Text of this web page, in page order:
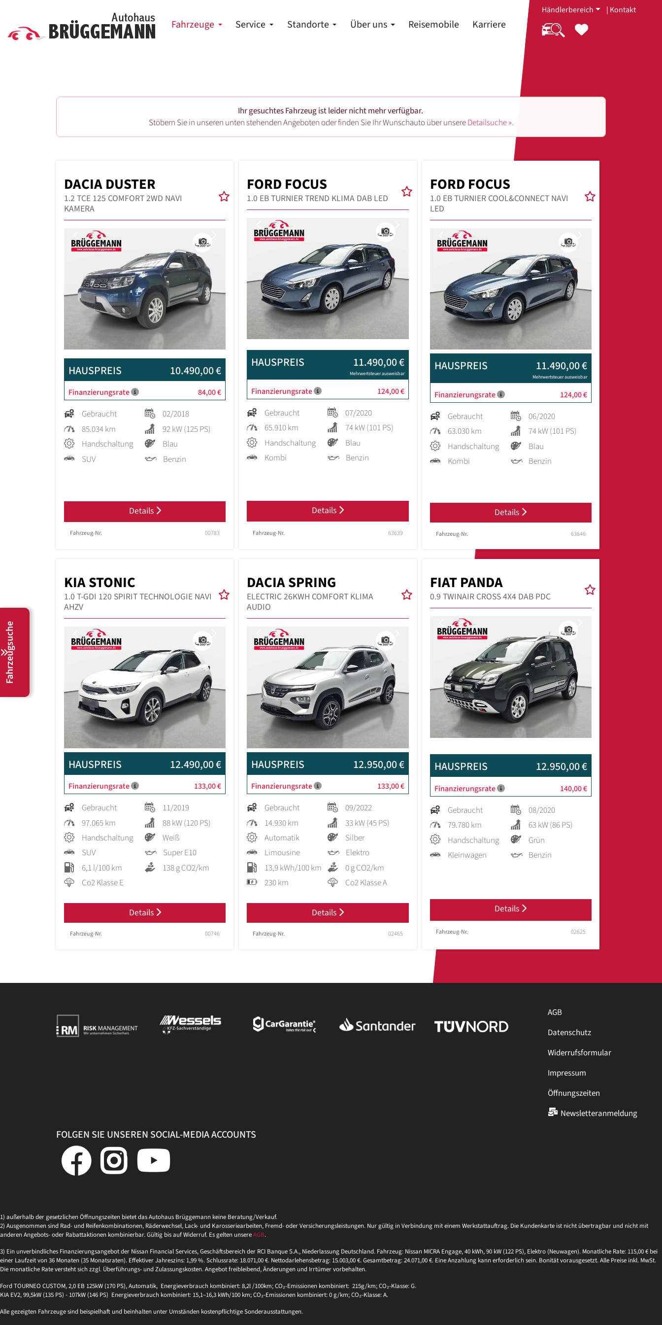
Fahrzeuge Service Standorte Über uns Reisemobile Karriere
Händlerbereich | Kontakt
Ihr gesuchtes Fahrzeug ist leider nicht mehr verfügbar.
Stöbern Sie in unseren unten stehenden Angeboten oder finden Sie Ihr Wunschauto über unsereDetailsuche ».
DACIA DUSTER
1.2 TCE 125 COMFORT 2WD NAVI
KAMERA
Previous
HAUSPREIS 10.490,00 €
Finanzierungsrate 84,00 €
Gebraucht
02/2018
85.034 km
92 kW (125 PS)
Handschaltung
Blau
SUV
Benzin
Details
Fahrzeug-Nr. 00783
FORD FOCUS
1.0 EB TURNIER TREND KLIMA DAB LED
Previous
HAUSPREIS 11.490,00 €
Mehrwertsteuer ausweisbar
Finanzierungsrate 124,00 €
Gebraucht
07/2020
65.910 km
74 kW (101 PS)
Handschaltung
Blau
Kombi
Benzin
Details
Fahrzeug-Nr. 63639
FORD FOCUS
1.0 EB TURNIER COOL&CONNECT NAVI
LED
Previous
HAUSPREIS 11.490,00 €
Mehrwertsteuer ausweisbar
Finanzierungsrate 124,00 €
Gebraucht
06/2020
63.030 km
74 kW (101 PS)
Handschaltung
Blau
Kombi
Benzin
Details
Fahrzeug-Nr. 63646
KIA STONIC
1.0 T-GDI 120 SPIRIT TECHNOLOGIE NAVI
AHZV
Previous
HAUSPREIS 12.490,00 €
Finanzierungsrate 133,00 €
Gebraucht
11/2019
97.065 km
88 kW (120 PS)
Handschaltung
Weiß
SUV
Super E10
6,1 l/100 km
138 g CO2/km
Co2 Klasse E
Details
Fahrzeug-Nr. 00746
DACIA SPRING
ELECTRIC 26KWH COMFORT KLIMA
AUDIO
Previous
HAUSPREIS 12.950,00 €
Finanzierungsrate 133,00 €
Gebraucht
09/2022
14.930 km
33 kW (45 PS)
Automatik
Silber
Limousine
Elektro
13,9 kWh/100 km
0 g CO2/km
230 km
Co2 Klasse A
Details
Fahrzeug-Nr. 02465
FIAT PANDA
0.9 TWINAIR CROSS 4X4 DAB PDC
Previous
HAUSPREIS 12.950,00 €
Finanzierungsrate 140,00 €
Gebraucht
08/2020
79.780 km
63 kW (86 PS)
Handschaltung
Grün
Kleinwagen
Benzin
Details
Fahrzeug-Nr. 02625
AGB
Datenschutz
Widerrufsformular
Impressum
Öffnungszeiten
Newsletteranmeldung
FOLGEN SIE UNSEREN SOCIAL-MEDIA ACCOUNTS
Fahrzeugsuche
1) außerhalb der gesetzlichen Öffnungszeiten bietet das Autohaus Brüggemann keine Beratung/Verkauf.
2) Ausgenommen sind Rad- und Reifenkombinationen, Räderwechsel, Lack- und Karosseriearbeiten, Fremd- oder Versicherungsleistungen. Nur gültig in Verbindung mit einem Werkstattauftrag. Die Kundenkarte ist nicht übertragbar und nicht mit
anderen Angebots- oder Rabattaktionen kombinierbar. Gültig bis auf Widerruf. Es gelten unsereAGB.
3) Ein unverbindliches Finanzierungsangebot der Nissan Financial Services, Geschäftsbereich der RCI Banque S.A., Niederlassung Deutschland. Fahrzeug: Nissan MICRA Engage, 40 kWh, 90 kW (122 PS), Elektro (Neuwagen). Monatliche Rate: 115,00 € bei
einer Laufzeit von 36 Monaten (35 Monatsraten). Effektiver Jahreszins: 1,99 %. Schlussrate: 18.071,00 €. Nettodarlehensbetrag: 15.003,00 €. Gesamtbetrag: 24.071,00 €. Eine Anzahlung kann erforderlich sein. Bonität vorausgesetzt. Alle Preise inkl. MwSt.
Die monatliche Rate versteht sich zzgl. Überführungs- und Zulassungskosten. Angebot freibleibend, Änderungen und Irrtümer vorbehalten.
Ford TOURNEO CUSTOM, 2,0 EB 125kW (170 PS), Automatik, Energieverbrauch kombiniert: 8,2l /100km; CO₂-Emissionen kombiniert: 215g/km; CO₂-Klasse: G.
KIA EV2, 99,5kW (135 PS) - 107kW (146 PS) Energieverbrauch kombiniert: 15,1–16,3 kWh/100 km; CO₂-Emissionen kombiniert: 0 g/km; CO₂-Klasse: A.
Alle gezeigten Fahrzeuge sind beispielhaft und beinhalten unter Umständen kostenpflichtige Sonderausstattungen.